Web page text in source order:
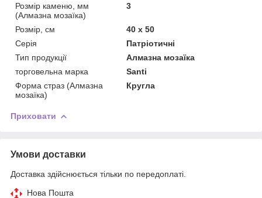
Розмір каменю, мм
(Алмазна мозаїка)
3
Розмір, см
40 х 50
Серія
Патріотичні
Тип продукції
Алмазна мозаїка
торговельна марка
Santi
Форма страз (Алмазна
мозаїка)
Кругла
Приховати
Умови доставки
Доставка здійснюється тільки по передоплаті.
Нова Пошта